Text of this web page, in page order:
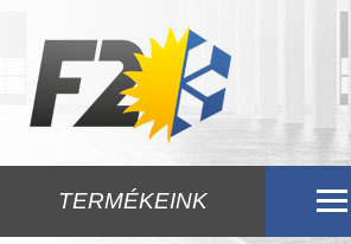
TERMÉKEINK